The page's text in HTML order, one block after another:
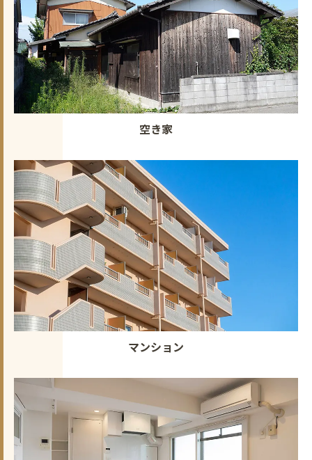
空き家
マンション